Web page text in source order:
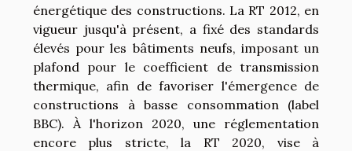
énergétique des constructions. La RT 2012, en
vigueur jusqu'à présent, a fixé des standards
élevés pour les bâtiments neufs, imposant un
plafond pour le coefficient de transmission
thermique, afin de favoriser l'émergence de
constructions à basse consommation (label
BBC). À l'horizon 2020, une réglementation
encore plus stricte, la RT 2020, vise à